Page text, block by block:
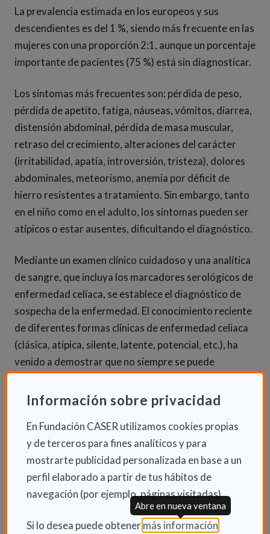
Información sobre privacidad
En Fundación CASER utilizamos cookies propias
y de terceros para fines analíticos y para
mostrarte publicidad personalizada en base a un
perfil elaborado a partir de tus hábitos de
navegación (por ejemplo, páginas visitadas).
Si lo desea puede obtener más información(Abre en
Abre en nueva ventana
La prevalencia estimada en los europeos y sus
descendientes es del 1 %, siendo más frecuente en las
mujeres con una proporción 2:1, aunque un porcentaje
importante de pacientes (75 %) está sin diagnosticar.
Los síntomas más frecuentes son: pérdida de peso,
pérdida de apetito, fatiga, náuseas, vómitos, diarrea,
distensión abdominal, pérdida de masa muscular,
retraso del crecimiento, alteraciones del carácter
(irritabilidad, apatía, introversión, tristeza), dolores
abdominales, meteorismo, anemia por déficit de
hierro resistentes a tratamiento. Sin embargo, tanto
en el niño como en el adulto, los síntomas pueden ser
atípicos o estar ausentes, dificultando el diagnóstico.
Mediante un examen clínico cuidadoso y una analítica
de sangre, que incluya los marcadores serológicos de
enfermedad celíaca, se establece el diagnóstico de
sospecha de la enfermedad. El conocimiento reciente
de diferentes formas clínicas de enfermedad celiaca
(clásica, atípica, silente, latente, potencial, etc.), ha
venido a demostrar que no siempre se puede
enfermedad celíaca. Por ello, para el diagnóstico de
realizar una biopsia intestinal.
En cualquier caso, el tratamiento consiste en una
dieta sin gluten.